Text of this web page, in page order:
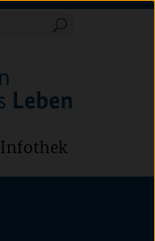
Infothek
Infothek